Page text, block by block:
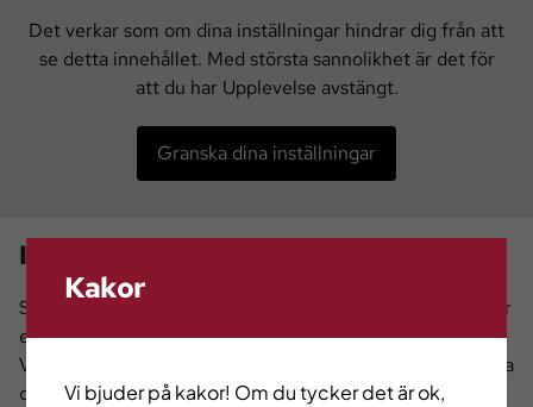
Industriutbildning
Svets, CNC, plåt, underhåll, processoperatör och smide är
exempel på olika inriktningar inom industriutbildningarna.
Vill du veta mer vad en sådan utbildning kan leda till så ska
du ta en titt här.
Det verkar som om dina inställningar hindrar dig från att
se detta innehållet. Med största sannolikhet är det för
att du har Upplevelse avstängt.
Granska dina inställningar
Kakor
Vi bjuder på kakor! Om du tycker det är ok,